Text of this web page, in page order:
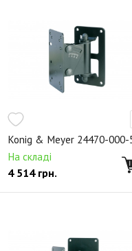
Настенные и потолочные
Аксессуары для
Аксессуары для
Держатели для
Торговое оборудование
Снято с производства
Konig & Meyer 24470-000-
На складі
4 514грн.